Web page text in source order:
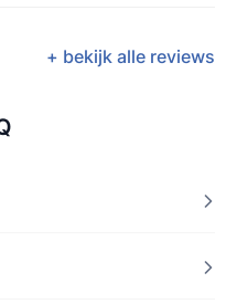
+ bekijk alle reviews